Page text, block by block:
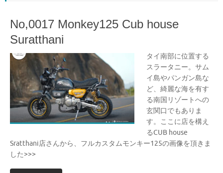
No,0017 Monkey125 Cub house
Suratthani
タイ南部に位置する
スラータニー。サム
イ島やパンガン島な
ど、綺麗な海を有す
る南国リゾートへの
玄関口でもありま
す。ここに店を構え
るCUB house
Sratthani店さんから、フルカスタムモンキー125の画像を頂きま
した>>>